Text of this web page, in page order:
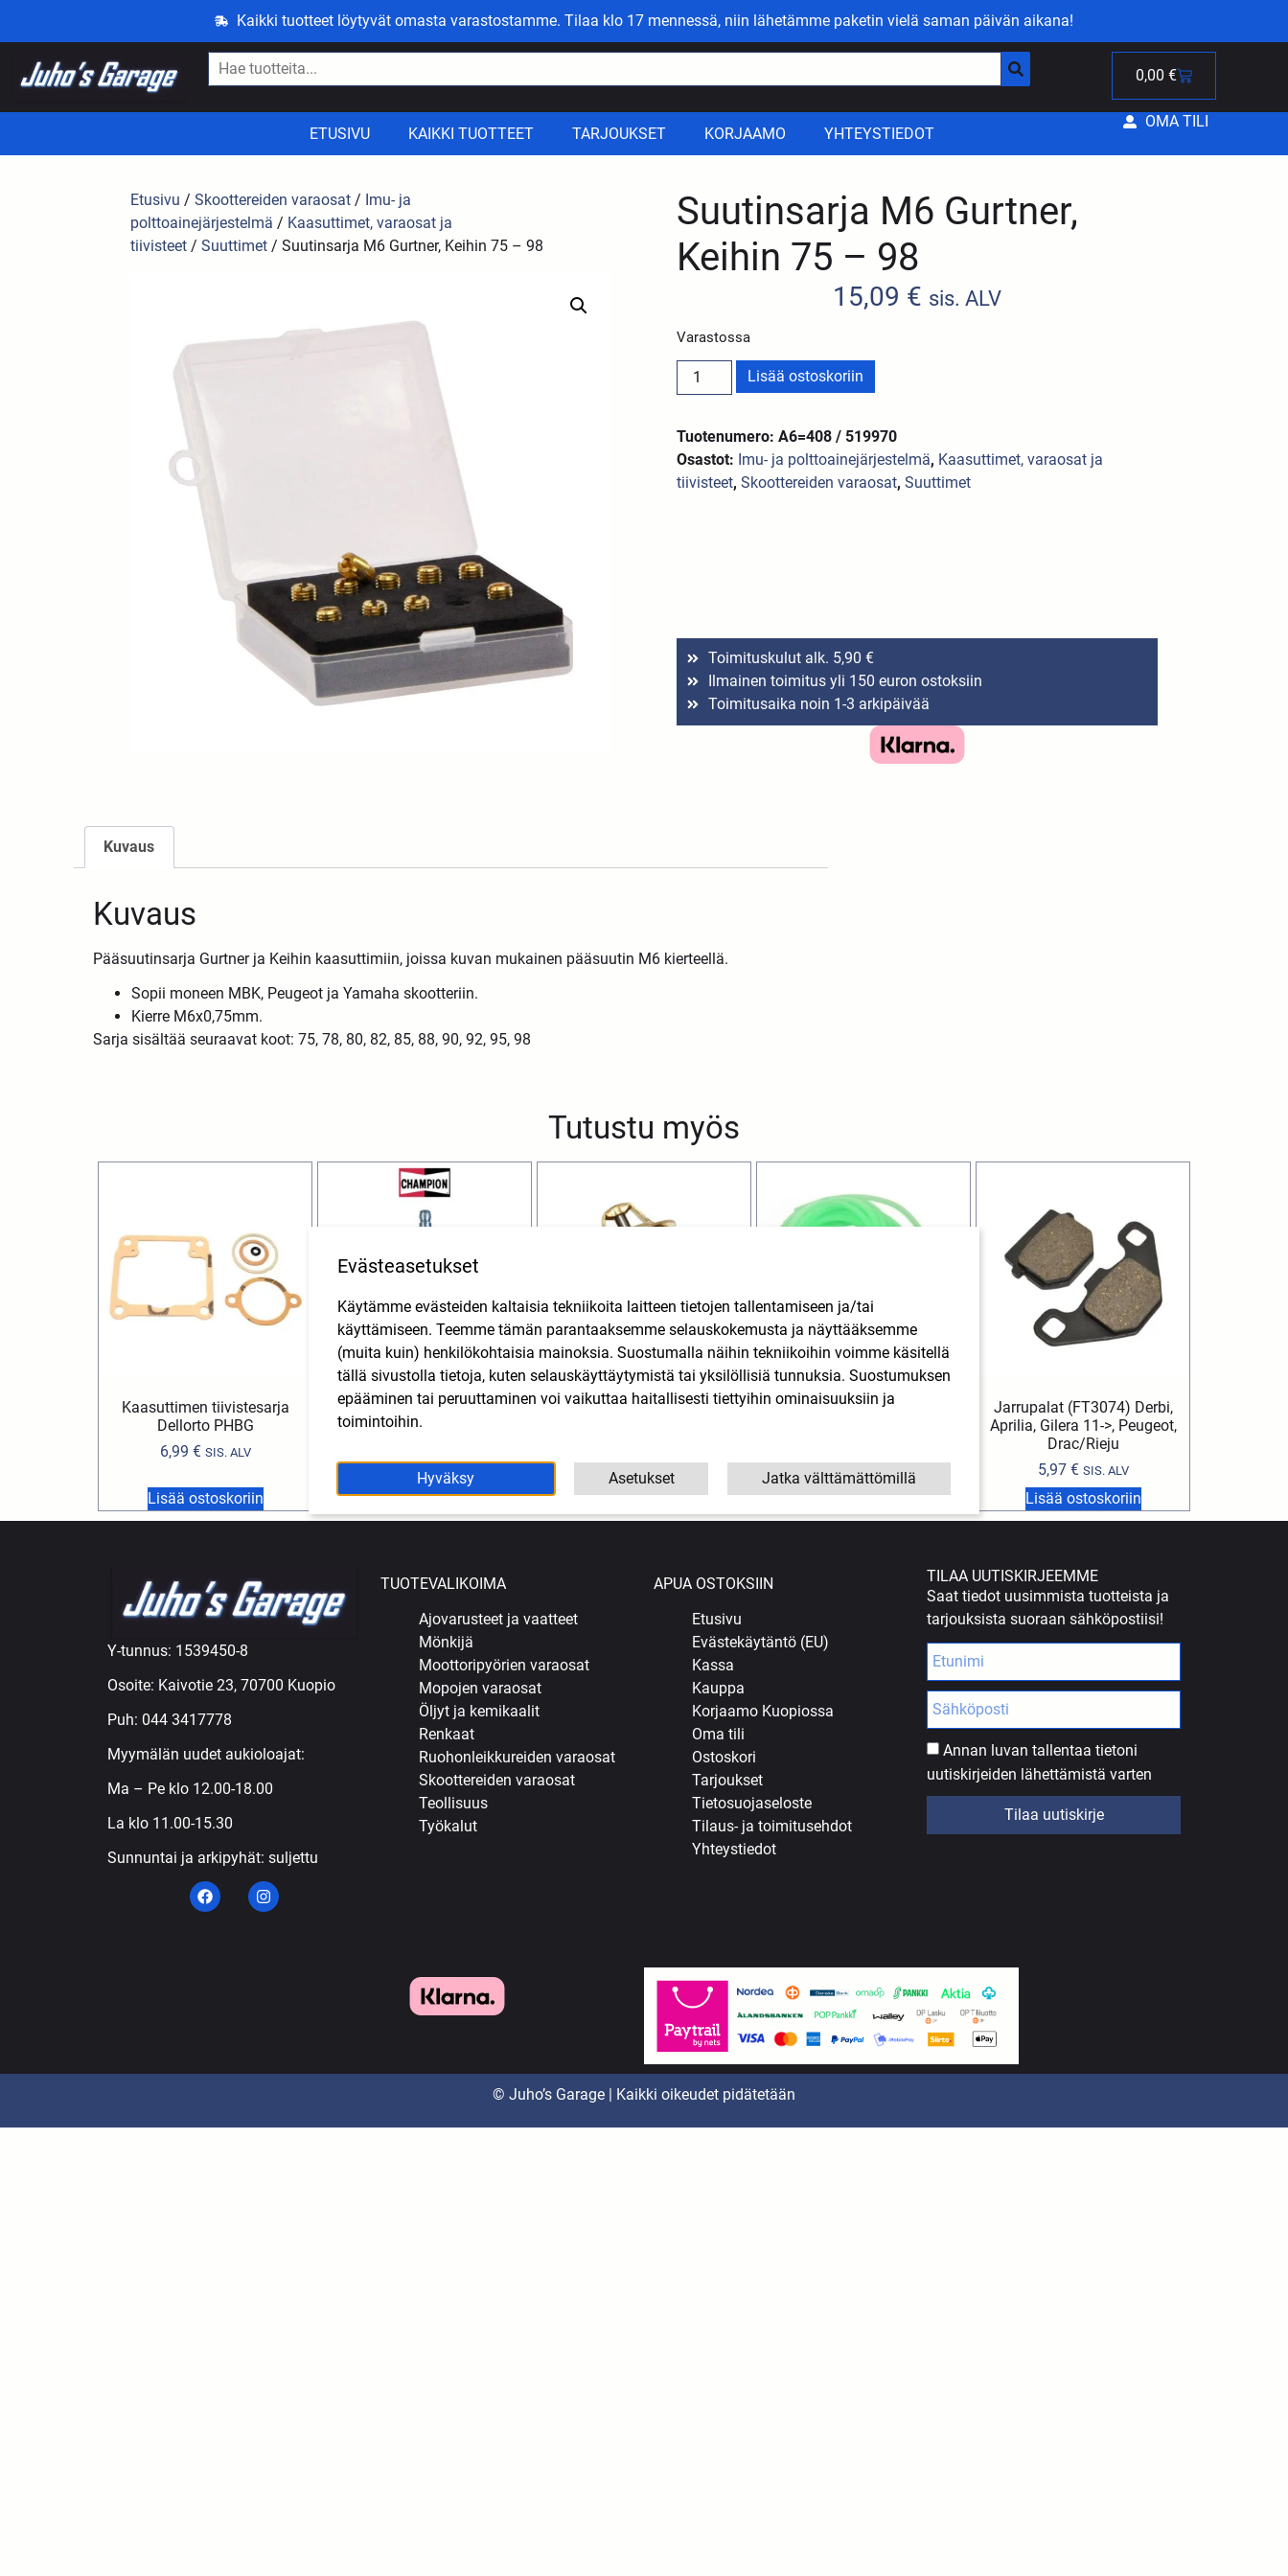
Kaikki tuotteet löytyvät omasta varastostamme. Tilaa klo 17 mennessä, niin lähetämme paketin vielä saman päivän aikana!
0,00 €
ETUSIVU KAIKKI TUOTTEET TARJOUKSET KORJAAMO YHTEYSTIEDOT
OMA TILI
Etusivu /Skoottereiden varaosat / Imu- ja
polttoainejärjestelmä / Kaasuttimet, varaosat ja
tiivisteet /Suuttimet / Suutinsarja M6 Gurtner, Keihin 75 – 98
Suutinsarja M6 Gurtner,
Keihin 75 – 98
15,09 € sis. ALV
Varastossa
Lisää ostoskoriin
Tuotenumero: A6=408 / 519970
Osastot: Imu- ja polttoainejärjestelmä, Kaasuttimet, varaosat ja
tiivisteet,Skoottereiden varaosat,Suuttimet
Toimituskulut alk. 5,90 €
Ilmainen toimitus yli 150 euron ostoksiin
Toimitusaika noin 1-3 arkipäivää
Kuvaus
Kuvaus
Pääsuutinsarja Gurtner ja Keihin kaasuttimiin, joissa kuvan mukainen pääsuutin M6 kierteellä.
Sopii moneen MBK, Peugeot ja Yamaha skootteriin.
Kierre M6x0,75mm.
Sarja sisältää seuraavat koot: 75, 78, 80, 82, 85, 88, 90, 92, 95, 98
Tutustu myös
Kaasuttimen tiivistesarja
Dellorto PHBG
6,99 € SIS. ALV
Lisää ostoskoriin
Sytytystulppa Champion
RA6HC Trapper
Lisää ostoskoriin
Termostaatti Aprilia, Derbi,
12,50€ SIS. ALV
Lisää ostoskoriin
Öljyletku 2,2x4mm 1m
Lisää ostoskoriin
Jarrupalat (FT3074) Derbi,
Aprilia, Gilera 11->, Peugeot,
Drac/Rieju
5,97 € SIS. ALV
Lisää ostoskoriin
Y-tunnus: 1539450-8
Osoite: Kaivotie 23, 70700 Kuopio
Puh: 044 3417778
Myymälän uudet aukioloajat:
Ma – Pe klo 12.00-18.00
La klo 11.00-15.30
Sunnuntai ja arkipyhät: suljettu
TUOTEVALIKOIMA
Ajovarusteet ja vaatteet
Mönkijä
Moottoripyörien varaosat
Mopojen varaosat
Öljyt ja kemikaalit
Renkaat
Ruohonleikkureiden varaosat
Skoottereiden varaosat
Teollisuus
Työkalut
APUA OSTOKSIIN
Etusivu
Evästekäytäntö (EU)
Kassa
Kauppa
Korjaamo Kuopiossa
Oma tili
Ostoskori
Tarjoukset
Tietosuojaseloste
Tilaus- ja toimitusehdot
Yhteystiedot
TILAA UUTISKIRJEEMME
Saat tiedot uusimmista tuotteista ja
tarjouksista suoraan sähköpostiisi!
Annan luvan tallentaa tietoni
uutiskirjeiden lähettämistä varten
Tilaa uutiskirje
© Juho’s Garage | Kaikki oikeudet pidätetään
Evästeasetukset
Käytämme evästeiden kaltaisia tekniikoita laitteen tietojen tallentamiseen ja/tai
käyttämiseen. Teemme tämän parantaaksemme selauskokemusta ja näyttääksemme
(muita kuin) henkilökohtaisia mainoksia. Suostumalla näihin tekniikoihin voimme käsitellä
tällä sivustolla tietoja, kuten selauskäyttäytymistä tai yksilöllisiä tunnuksia. Suostumuksen
epääminen tai peruuttaminen voi vaikuttaa haitallisesti tiettyihin ominaisuuksiin ja
toimintoihin.
Hyväksy Asetukset Jatka välttämättömillä